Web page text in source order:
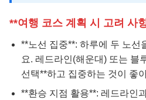
**여행 코스 계획 시 고려 사
**노선 집중**: 하루에 두 노선
요. 레드라인(해운대) 또는 블
선택**하고 집중하는 것이 좋
**환승 지점 활용**: 레드라인